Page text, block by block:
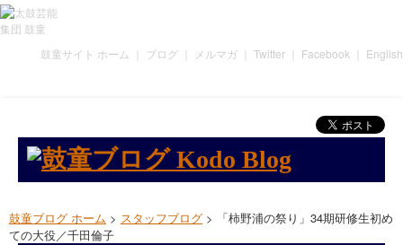
鼓童サイト ホーム ブログ メルマガ Twitter Facebook English
鼓童ブログ ホーム > スタッフブログ > 「柿野浦の祭り」34期研修生初め
ての大役／千田倫子